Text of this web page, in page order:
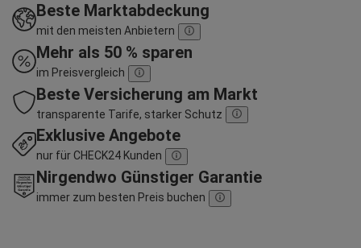
Beste Marktabdeckung
mit den meisten Anbietern
Mehr als 50 % sparen
im Preisvergleich
Beste Versicherung am Markt
transparente Tarife, starker Schutz
Exklusive Angebote
nur für CHECK24 Kunden
Nirgendwo Günstiger Garantie
immer zum besten Preis buchen